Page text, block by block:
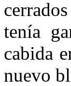
tenía
cabida
nuevo